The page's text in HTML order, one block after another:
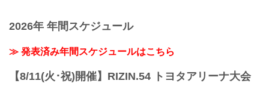
2026年 年間スケジュール
≫ 発表済み年間スケジュールはこちら
【8/11(火･祝)開催】RIZIN.54 トヨタアリーナ大会